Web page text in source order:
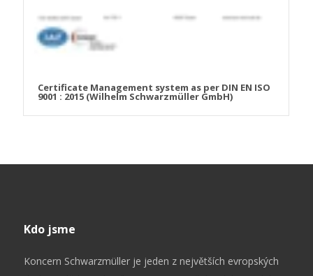
Certificate Management system as per DIN EN ISO
9001 : 2015 (Wilhelm Schwarzmüller GmbH)
Kdo jsme
Koncern Schwarzmüller je jeden z největších evropských